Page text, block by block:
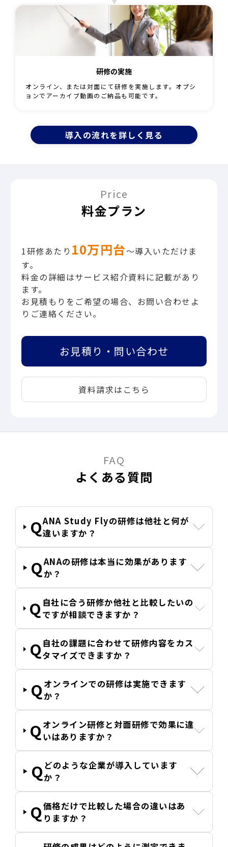
研修の実施
オンライン、または対面にて研修を実施します。オプシ
ョンでアーカイブ動画のご納品も可能です。
導入の流れを詳しく見る
Price
料金プラン
1研修あたり 10万円台〜導入いただけま
す。
料金の詳細はサービス紹介資料に記載があり
ます。
お見積もりをご希望の場合、お問い合わせよ
りご連絡ください。
お見積り・問い合わせ
資料請求はこちら
FAQ
よくある質問
ANA Study Flyの研修は他社と何が
違いますか？
ANAの研修は本当に効果があります
か？
自社に合う研修か他社と比較したいの
ですが相談できますか？
自社の課題に合わせて研修内容をカス
タマイズできますか？
オンラインでの研修は実施できます
か？
オンライン研修と対面研修で効果に違
いはありますか？
どのような企業が導入しています
か？
価格だけで比較した場合の違いはあ
りますか？